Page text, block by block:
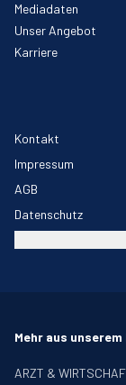
Mediadaten
Unser Angebot
Karriere
Kontakt
Impressum
AGB
Datenschutz
Mehr aus
ARZT &